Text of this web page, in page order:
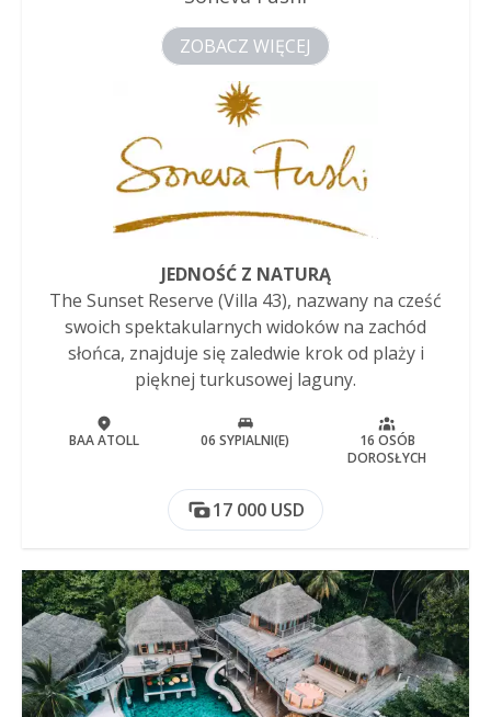
ZOBACZ WIĘCEJ
JEDNOŚĆ Z NATURĄ
The Sunset Reserve (Villa 43), nazwany na cześć
swoich spektakularnych widoków na zachód
słońca, znajduje się zaledwie krok od plaży i
pięknej turkusowej laguny.
BAA ATOLL 06 SYPIALNI(E)
16 OSÓB
DOROSŁYCH
17 000 USD